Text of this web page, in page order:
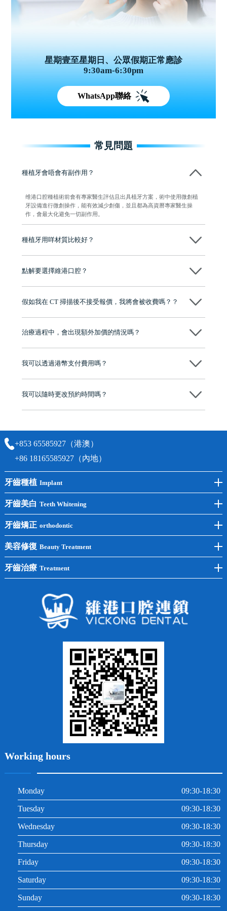
星期壹至星期日、公眾假期正常應診
9:30am-6:30pm
WhatsApp聯絡
常見問題
種植牙會唔會有副作用？
维港口腔種植術前會有專家醫生評估且出具植牙方案，術中使用微創植
牙設備進行微創操作，能有效減少創傷，並且都為高資曆專家醫生操
作，會最大化避免一切副作用。
種植牙用咩材質比較好？
點解要選擇維港口腔？
牌」、「2025香港企業領袖品牌」，是諾貝爾種植系統全球放心植牙中
至今已服務超過三十個國家和地區的顧客，受到粵港澳大灣區及周邊城
市市民極高的口碑評價及信任推薦 珠海、深圳設有八大分院，香港亦設
有咨詢及服務保障中心，有任何問題都可以隨時預約免費咨詢，讓人十
假如我在 CT 掃描後不接受報價，我將會被收費嗎？？
治療過程中，會出現額外加價的情況嗎？
不會，治療前我們會詳細說明治療方案及對應的價錢，顧客同意並簽字
我可以透過港幣支付費用嗎？
我可以隨時更改預約時間嗎？
+853 65585927（港澳）
+86 18165585927（內地）
牙齒種植 Implant
前牙種植
後牙種植
單顆種植
半口種植
全口種植
牙齒美白 Teeth Whitening
冷光美白
洗牙
黃黑牙
四環素牙
常見問題
牙齒矯正 orthodontic
牙齒矯正
兒童矯正
牙列不齊
美容修復 Beauty Treatment
全瓷牙
牙齒治療 Treatment
Working hours
Monday 09:30-18:30
Tuesday 09:30-18:30
Wednesday 09:30-18:30
Thursday 09:30-18:30
Friday 09:30-18:30
Saturday 09:30-18:30
Sunday 09:30-18:30